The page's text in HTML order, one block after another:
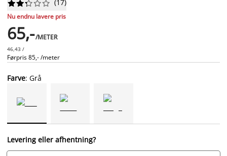





 (17)
Nu endnu lavere pris
65,-/METER
46,43 /
Førpris85,- /meter
Farve: Grå
Levering eller afhentning?